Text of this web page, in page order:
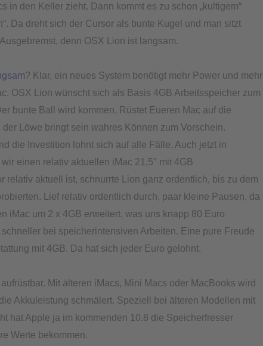
in den Keller zieht. Dann kommt es zu schon „kultigem“
Da dreht sich der Cursor als bunte Kugel und man sitzt
denn OSX Lion ist langsam.
? Klar, ein neues System benötigt mehr Power und mehr
OSX Lion wünscht sich als Basis 4GB Arbeitsspeicher zum
bunte Ball wird kommen. Rüstet Eueren Mac auf die
Löwe bringt sein wahres Können zum Vorschein.
die Investition lohnt sich auf alle Fälle. Auch jetzt in
einen relativ aktuellen iMac 21,5″ mit 4GB
relativ aktuell ist, schnurrte Lion ganz ordentlich, bis zu dem
Lief relativ ordentlich durch, paar kleine Pausen, da
iMac um 2 x 4GB erweitert, was uns knapp 80 Euro
bei speicherintensiven Arbeiten. Eine pure Freude
mit 4GB. Da hat sich jeder Euro gelohnt.
Mit älteren iMacs, Mini Macs oder MacBooks wird
Akkuleistung schmälert. Speziell bei älteren Modellen mit
hat Apple ja im kommenden 10.8 die Speicherfresser
Werte bekommen.